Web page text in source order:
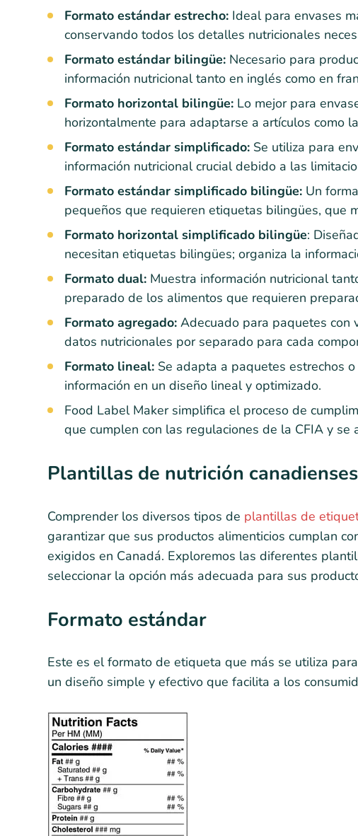
Formato estándar estrecho: Ideal para envases
conservando todos los detalles nutricionales
Formato estándar bilingüe: Necesario para
información nutricional tanto en inglés como en
Formato horizontal bilingüe: Lo mejor para
horizontalmente para adaptarse a artículos como
Formato estándar simplificado: Se utiliza para
información nutricional crucial debido a las
Formato estándar simplificado bilingüe: Un
pequeños que requieren etiquetas bilingües, que
Formato horizontal simplificado bilingüe:
necesitan etiquetas bilingües; organiza la
Formato dual: Muestra información nutricional
preparado de los alimentos que requieren
Formato agregado: Adecuado para paquetes con
datos nutricionales por separado para cada
Formato lineal: Se adapta a paquetes estrechos
información en un diseño lineal y optimizado.
Food Label Maker simplifica el proceso de
que cumplen con las regulaciones de la CFIA y
Plantillas de nutrición canadienses
Comprender los diversos tipos de plantillas de
garantizar que sus productos alimenticios cumplan
exigidos en Canadá. Exploremos las diferentes
seleccionar la opción más adecuada para sus
Formato estándar
Este es el formato de etiqueta que más se utiliza
un diseño simple y efectivo que facilita a los